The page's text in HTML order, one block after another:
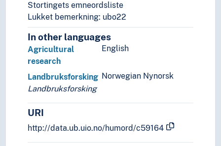
Stortingets emneordsliste
Lukket bemerkning: ubo22
In other languages
English
Agricultural
research
Norwegian Nynorsk
Landbruksforsking
Landbruksforsking
URI
http://data.ub.uio.no/humord/c59164